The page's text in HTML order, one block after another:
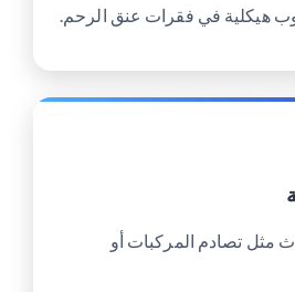
هيكلية في فقرات عنق الرحم.
مثل تصادم المركبات أو